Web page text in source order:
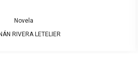
Novela
RIVERA LETELIER